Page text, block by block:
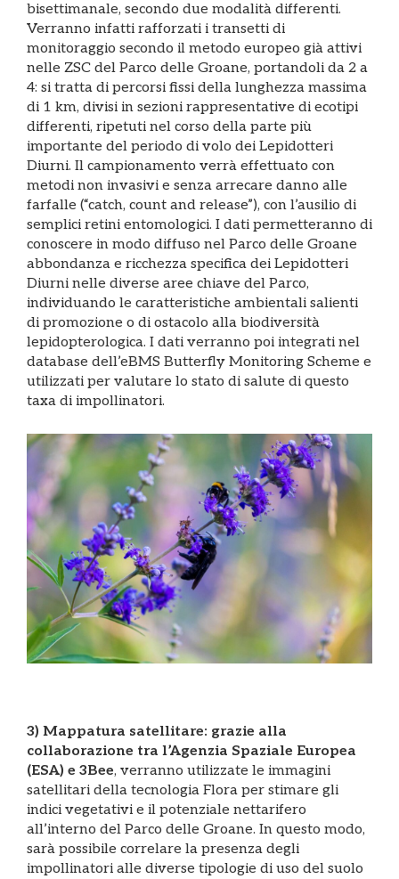
bisettimanale, secondo due modalità differenti.
Verranno infatti rafforzati i transetti di
monitoraggio secondo il metodo europeo già attivi
nelle ZSC del Parco delle Groane, portandoli da 2 a
4: si tratta di percorsi fissi della lunghezza massima
di 1 km, divisi in sezioni rappresentative di ecotipi
differenti, ripetuti nel corso della parte più
importante del periodo di volo dei Lepidotteri
Diurni. Il campionamento verrà effettuato con
metodi non invasivi e senza arrecare danno alle
farfalle (“catch, count and release”), con l’ausilio di
semplici retini entomologici. I dati permetteranno di
conoscere in modo diffuso nel Parco delle Groane
abbondanza e ricchezza specifica dei Lepidotteri
Diurni nelle diverse aree chiave del Parco,
individuando le caratteristiche ambientali salienti
di promozione o di ostacolo alla biodiversità
lepidopterologica. I dati verranno poi integrati nel
database dell’eBMS Butterfly Monitoring Scheme e
utilizzati per valutare lo stato di salute di questo
taxa di impollinatori.
3) Mappatura satellitare: grazie alla
collaborazione tra l’Agenzia Spaziale Europea
(ESA) e 3Bee, verranno utilizzate le immagini
satellitari della tecnologia Flora per stimare gli
indici vegetativi e il potenziale nettarifero
all’interno del Parco delle Groane. In questo modo,
sarà possibile correlare la presenza degli
impollinatori alle diverse tipologie di uso del suolo